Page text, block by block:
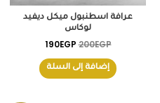
عرافة اسطنبول ميكل ديفيد
لوكاس
200EGP
190EGP
إضافة إلى السلة